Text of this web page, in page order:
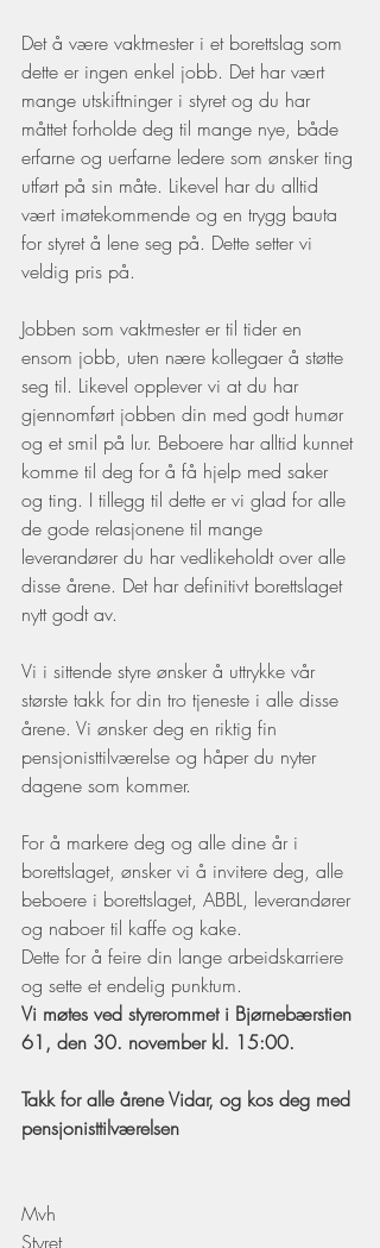
Det å være vaktmester i et borettslag som
dette er ingen enkel jobb. Det har vært
mange utskiftninger i styret og du har
måttet forholde deg til mange nye, både
erfarne og uerfarne ledere som ønsker ting
utført på sin måte. Likevel har du alltid
vært imøtekommende og en trygg bauta
for styret å lene seg på. Dette setter vi
veldig pris på.
Jobben som vaktmester er til tider en
ensom jobb, uten nære kollegaer å støtte
seg til. Likevel opplever vi at du har
gjennomført jobben din med godt humør
og et smil på lur. Beboere har alltid kunnet
komme til deg for å få hjelp med saker
og ting. I tillegg til dette er vi glad for alle
de gode relasjonene til mange
leverandører du har vedlikeholdt over alle
disse årene. Det har definitivt borettslaget
nytt godt av.
Vi i sittende styre ønsker å uttrykke vår
største takk for din tro tjeneste i alle disse
årene. Vi ønsker deg en riktig fin
pensjonisttilværelse og håper du nyter
dagene som kommer.
For å markere deg og alle dine år i
borettslaget, ønsker vi å invitere deg, alle
beboere i borettslaget, ABBL, leverandører
og naboer til kaffe og kake.
Dette for å feire din lange arbeidskarriere
og sette et endelig punktum.
Vi møtes ved styrerommet i Bjørnebærstien
61, den 30. november kl. 15:00.
Takk for alle årene Vidar, og kos deg med
pensjonisttilværelsen
Mvh
Styret